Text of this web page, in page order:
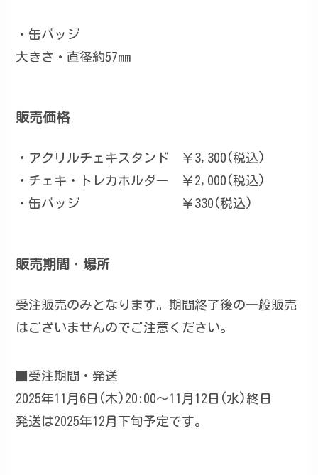
・缶バッジ
大きさ・ 直径約57mm
販売価格
・アクリルチェキスタンド ￥3,300(税込)
・チェキ・トレカホルダー ￥2,000(税込)
・缶バッジ ￥330(税込)
販売期間・場所
受注販売のみとなります。期間終了後の一般販売
はございませんのでご注意ください。
■受注期間・発送
2025年11月6日(木)20:00～11月12日(水)終日
発送は2025年12月下旬予定です。